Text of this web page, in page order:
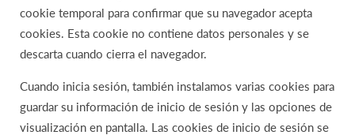
cookie temporal para confirmar que su navegador acepta
cookies. Esta cookie no contiene datos personales y se
descarta cuando cierra el navegador.
Cuando inicia sesión, también instalamos varias cookies para
guardar su información de inicio de sesión y las opciones de
visualización en pantalla. Las cookies de inicio de sesión se